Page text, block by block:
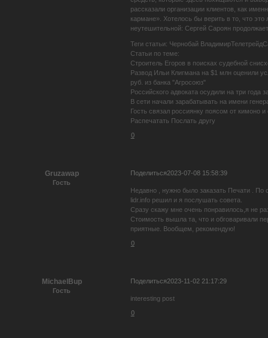
рассказали организации клиентов, как
кармане». Хотелось бы верить в то, что
неутешительной: Сергей Сароян
Теги статьи: Чернобай
Статьи по теме:
Строитель Егоров в поисках судебной
Развод Ильи Клигмана на $1 млн оценили
руб. из банка "Агросоюз"
Российского адвоката осудили на три года
В сети начали зарабатывать на имени
Гость связал россиянку поясом от кимоно и
Распечатать Послать другу
0
Поделиться2023-07-08 15:58:39
Gruzawap
Гость
Недавно , нужно было заказать Печати .
lidr.info решил и я послушать совета.
Сразу скажу мне очень понравилось,я не
Стоимость вышла та, что и обговаривали
приятные. Вообщем, рекомендую!
0
Поделиться2023-11-02 21:17:29
MichaelBup
Гость
interesting post
0